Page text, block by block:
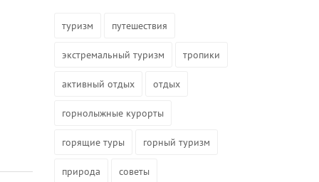
туризм путешествия
экстремальный туризм тропики
активный отдых отдых
горнолыжные курорты
горящие туры горный туризм
природа советы